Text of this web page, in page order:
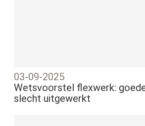
03-09-2025
Wetsvoorstel flexwerk:
slecht uitgewerkt